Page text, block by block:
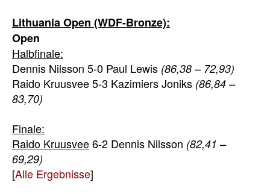
Lithuania Open (WDF-Bronze):
Open
Halbfinale:
Dennis Nilsson 5-0 Paul Lewis (86,38 – 72,93)
Raido Kruusvee 5-3 Kazimiers Joniks (86,84 –
83,70)
Finale:
Raido Kruusvee6-2 Dennis Nilsson (82,41 –
69,29)
[Alle Ergebnisse]